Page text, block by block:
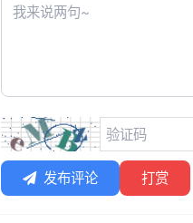
发布评论 打赏